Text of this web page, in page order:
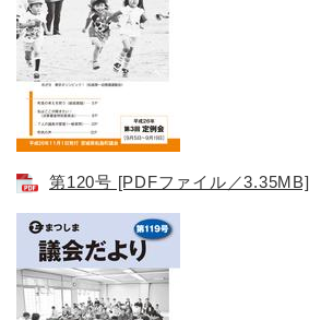
第120号​ [PDFファイル／3.35MB]